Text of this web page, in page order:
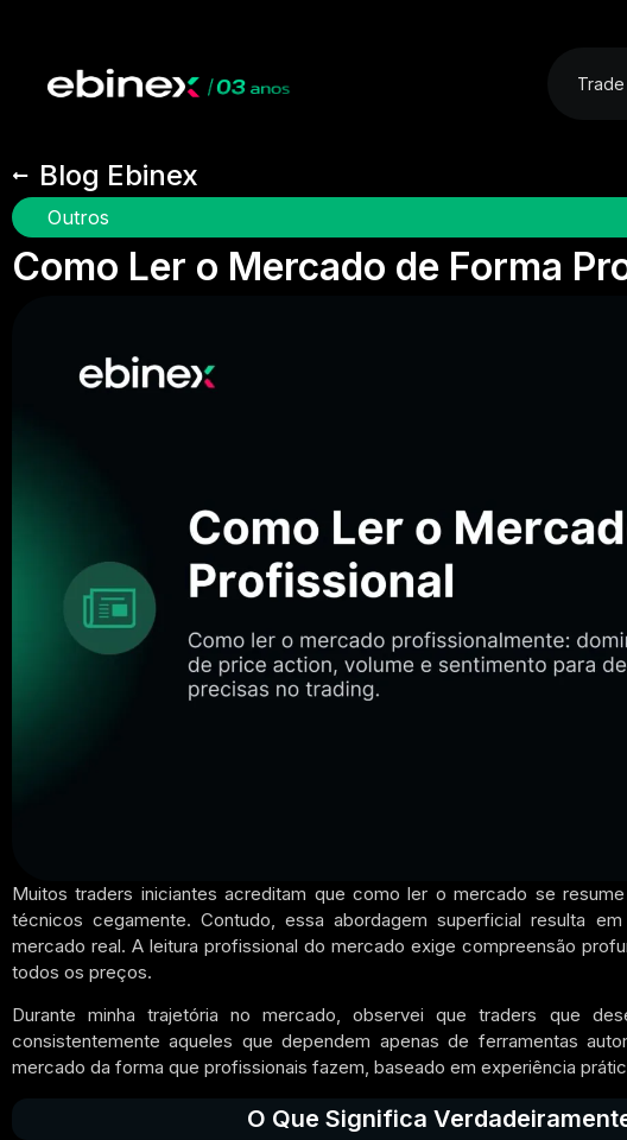
Trade
Blog Ebinex
Outros
Como Ler o Mercado de Forma
Muitos traders iniciantes acreditam que como ler o mercado se
técnicos cegamente. Contudo, essa abordagem superficial resulta
mercado real. A leitura profissional do mercado exige compreensão
todos os preços.
Durante minha trajetória no mercado, observei que traders que
consistentemente aqueles que dependem apenas de ferramentas
mercado da forma que profissionais fazem, baseado em experiência
O Que Significa